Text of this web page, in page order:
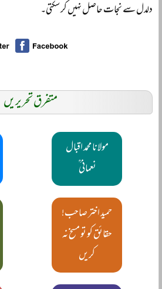
دلدل سے نجات حاصل نہیں کر سکتی۔
متفرق تحریریں
مولانا محمد اقبال
نعمانی ؒ
حمید اختر صاحب!
حقائق کو تو مسخ نہ
کریں